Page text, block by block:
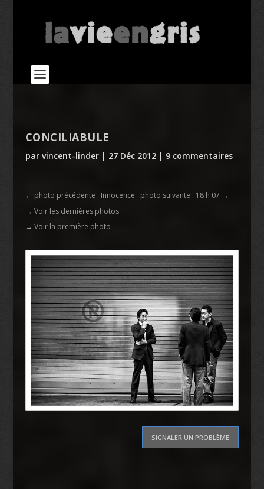
CONCILIABULE
par vincent-linder| 27 Déc 2012| 9 commentaires
← photo précédente : Innocence photo suivante : 18 h 07 →
→ Voir les dernières photos
→ Voir la première photo
SIGNALER UN PROBLÈME